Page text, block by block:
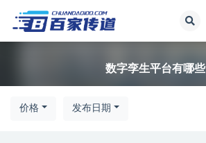
数字孪生平台有哪些
价格 发布日期